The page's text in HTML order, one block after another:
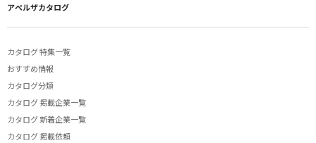
アペルザカタログ
カタログ 特集一覧
おすすめ情報
カタログ分類
カタログ 掲載企業一覧
カタログ 新着企業一覧
カタログ 掲載依頼